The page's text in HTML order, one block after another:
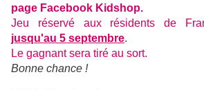
page Facebook Kidshop.
Jeu réservé aux résidents de
jusqu'au 5 septembre.
Le gagnant sera tiré au sort.
Bonne chance !